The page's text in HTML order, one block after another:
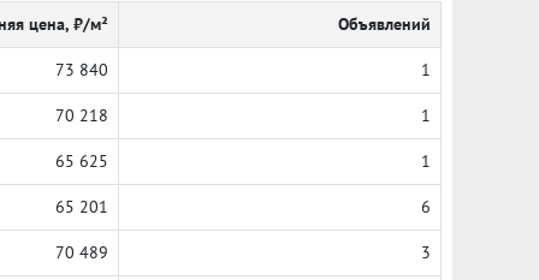
цена, ₽/м² Объявлений
73 840 1
70 218 1
65 625 1
65 201 6
70 489 3